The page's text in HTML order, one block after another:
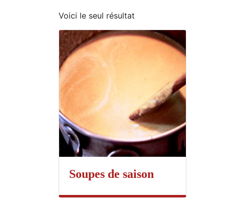
Voici le seul résultat
Soupes de saison